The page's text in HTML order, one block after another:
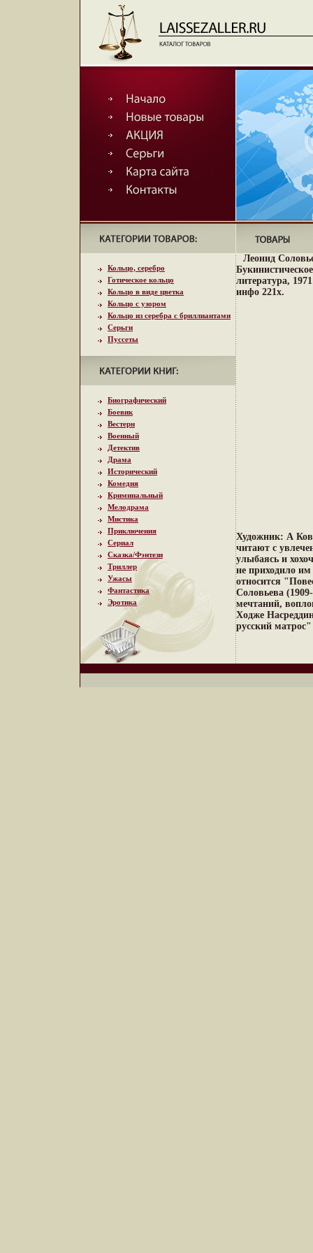
Кольцо, серебро
Готическое кольцо
Кольцо в виде цветка
Кольцо с узором
Кольцо из серебра с бриллиантами
Серьги
Пуссеты
Биографический
Боевик
Вестерн
Военный
Детектив
Драма
Исторический
Комедия
Криминальный
Мелодрама
Мистика
Приключения
Сериал
Сказка/Фэнтези
Триллер
Ужасы
Фантастика
Эротика
Леонид
литература,
инфо 221x.
Художник: А
читают с
улыбаясь и
не приходило
относится
Соловьева
мечтаний,
Ходже
русский